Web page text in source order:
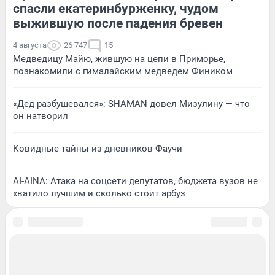
спасли екатеринбурженку, чудом
выжившую после падения бревен
4 августа 26 747 15
Медведицу Майю, жившую на цепи в Приморье,
познакомили с гималайским медведем Фиником
«Дед разбушевался»: SHAMAN довел Мизулину — что
он натворил
Ковидные тайны из дневников Фаучи
AI-AINA: Атака на соцсети депутатов, бюджета вузов не
хватило лучшим и сколько стоит арбуз